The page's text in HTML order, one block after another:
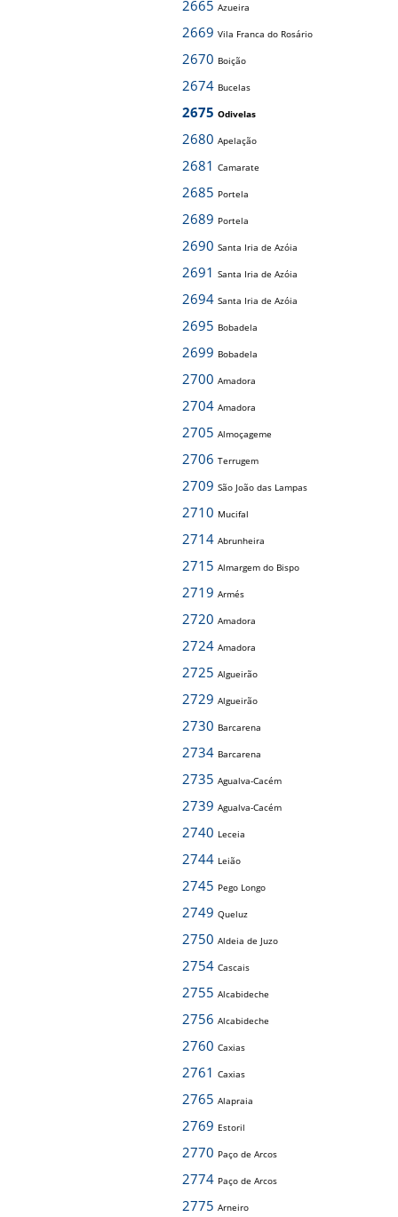
2665 Azueira
2669 Vila Franca do Rosário
2670 Boição
2674 Bucelas
2675 Odivelas
2680 Apelação
2681 Camarate
2685 Portela
2689 Portela
2690 Santa Iria de Azóia
2691 Santa Iria de Azóia
2694 Santa Iria de Azóia
2695 Bobadela
2699 Bobadela
2700 Amadora
2704 Amadora
2705 Almoçageme
2706 Terrugem
2709 São João das Lampas
2710 Mucifal
2714 Abrunheira
2715 Almargem do Bispo
2719 Armés
2720 Amadora
2724 Amadora
2725 Algueirão
2729 Algueirão
2730 Barcarena
2734 Barcarena
2735 Agualva-Cacém
2739 Agualva-Cacém
2740 Leceia
2744 Leião
2745 Pego Longo
2749 Queluz
2750 Aldeia de Juzo
2754 Cascais
2755 Alcabideche
2756 Alcabideche
2760 Caxias
2761 Caxias
2765 Alapraia
2769 Estoril
2770 Paço de Arcos
2774 Paço de Arcos
2775 Arneiro